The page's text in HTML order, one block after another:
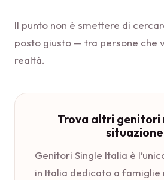
Il punto non è smettere di
posto giusto — tra persone che
realtà.
Trova altri genitori
situazione
Genitori Single Italia è
in Italia dedicato a famiglie